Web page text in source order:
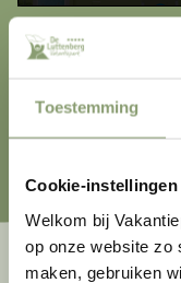
Toestemming
Cookie-
Welkom bij
op onze website zo
maken, gebruiken